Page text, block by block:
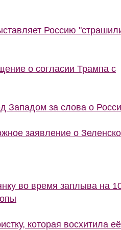
Россию
о согласии Трампа с
Западом за слова о
заявление о
во время заплыва на
которая восхитила